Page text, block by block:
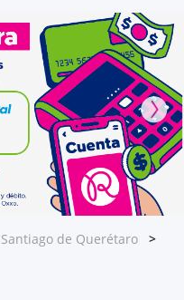
Santiago de Querétaro